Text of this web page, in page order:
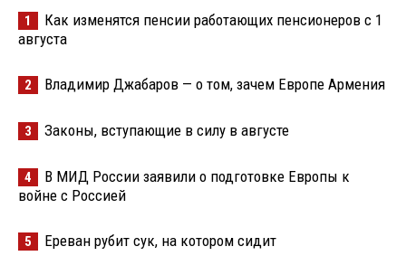
1
Как изменятся пенсии работающих пенсионеров с 1
августа
2 Владимир Джабаров — о том, зачем Европе Армения
3 Законы, вступающие в силу в августе
4
В МИД России заявили о подготовке Европы к
войне с Россией
5 Ереван рубит сук, на котором сидит